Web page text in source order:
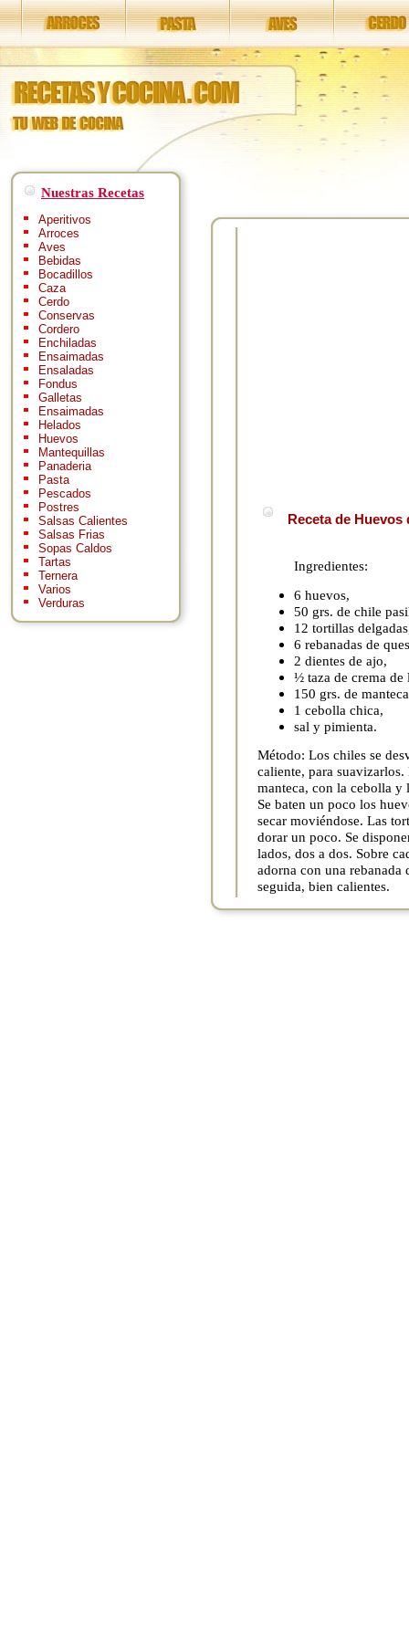
Nuestras Recetas
Aperitivos
Arroces
Aves
Bebidas
Bocadillos
Caza
Cerdo
Conservas
Cordero
Enchiladas
Ensaimadas
Ensaladas
Fondus
Galletas
Ensaimadas
Helados
Huevos
Mantequillas
Panaderia
Pasta
Pescados
Postres
Salsas Calientes
Salsas Frias
Sopas Caldos
Tartas
Ternera
Varios
Verduras
Receta de
Ingredientes:
6 huevos,
50 grs. de chile
12 tortillas
6 rebanadas de
2 dientes de ajo,
½ taza de crema de
150 grs. de
1 cebolla chica,
sal y pimienta.
Método: Los chiles se
caliente, para
manteca, con la cebolla y
Se baten un poco los
secar moviéndose. Las
dorar un poco. Se
lados, dos a dos. Sobre
adorna con una rebanada
seguida, bien calientes.